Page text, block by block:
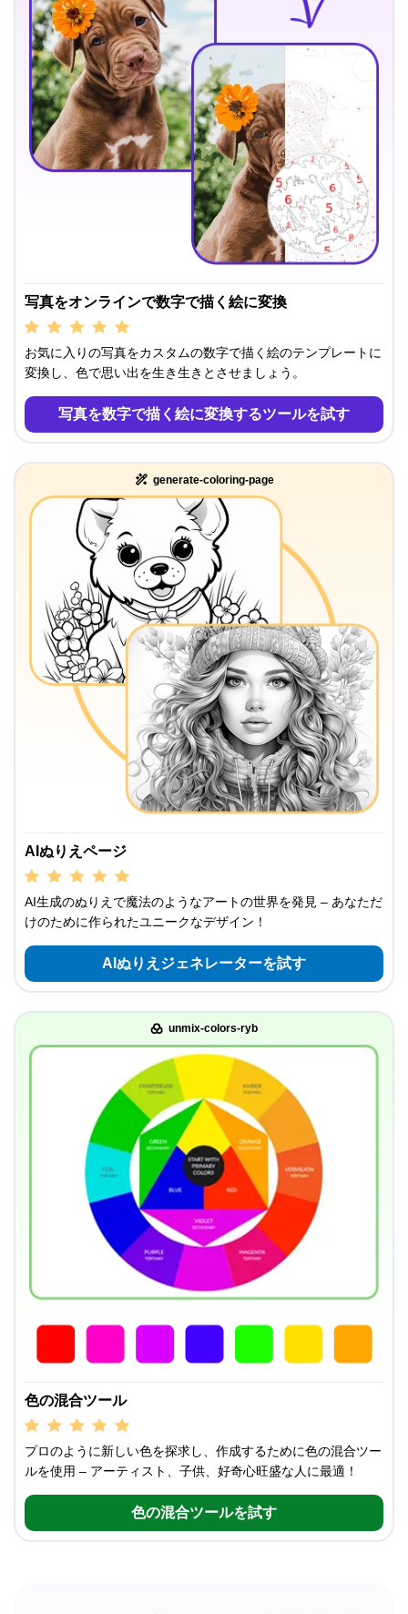
写真をオンラインで数字で描く絵に変換
お気に入りの写真をカスタムの数字で描く絵のテンプレートに
変換し、色で思い出を生き生きとさせましょう。
写真を数字で描く絵に変換するツールを試す
generate-coloring-page
AIぬりえページ
AI生成のぬりえで魔法のようなアートの世界を発見 – あなただ
けのために作られたユニークなデザイン！
AIぬりえジェネレーターを試す
unmix-colors-ryb
色の混合ツール
プロのように新しい色を探求し、作成するために色の混合ツー
ルを使用 – アーティスト、子供、好奇心旺盛な人に最適！
色の混合ツールを試す